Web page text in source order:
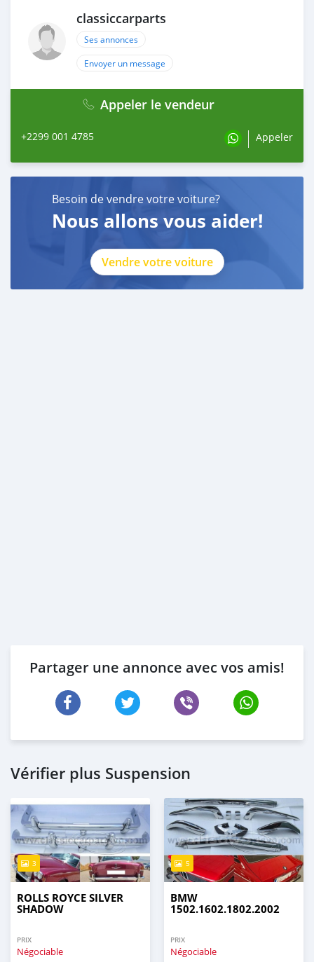
id=100088684251588
WhatsApp: +84 81284 2228
classiccarparts
Ses annonces
Envoyer un message
Appeler le vendeur
+2299 001 4785 Appeler
Besoin de vendre votre voiture?
Nous allons vous aider!
Vendre votre voiture
Partager une annonce avec vos amis!
Vérifier plus Suspension
3
ROLLS ROYCE SILVER
SHADOW
PRIX
Négociable
5
BMW
1502.1602.1802.2002
PRIX
Négociable